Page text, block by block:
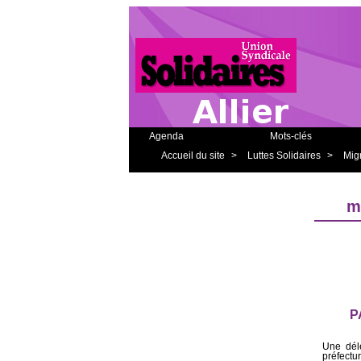
Agenda Mots-clés
Accueil du site > Luttes Solidaires >
Une